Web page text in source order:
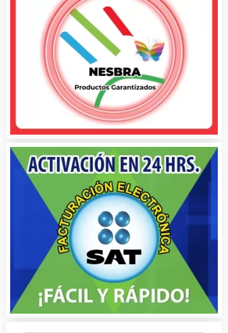
Artículos Publicitarios
Aseguradoras
Asesores Técnicos
Asesoría Fiscal
Asilos
Asociaciones Civiles
Asociaciones Empresariales
Audio, Sonido e Iluminación
Audios para Eventos